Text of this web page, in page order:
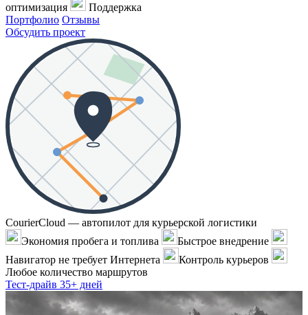
оптимизация
Поддержка
Портфолио Отзывы
Обсудить проект
CourierCloud — автопилот для курьерской логистики
Экономия пробега и топлива
Быстрое внедрение
Навигатор не требует Интернета
Контроль курьеров
Любое количество маршрутов
Тест-драйв 35+ дней